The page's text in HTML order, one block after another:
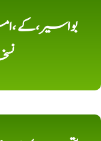
بواسیر،کے